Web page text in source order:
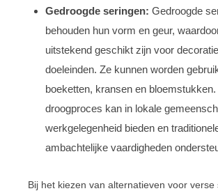
Gedroogde seringen: Gedroogde
behouden hun vorm en geur,
uitstekend geschikt zijn voor
doeleinden. Ze kunnen worden
boeketten, kransen en
droogproces kan in lokale
werkgelegenheid bieden en
ambachtelijke vaardigheden
Bij het kiezen van alternatieven voor verse